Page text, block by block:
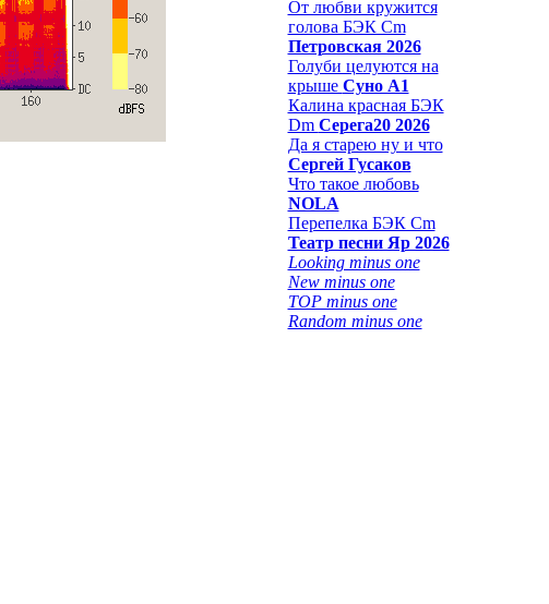
От любви кружится
голова БЭК Cm
Петровская 2026
Голуби целуются на
крыше Суно А1
Калина красная БЭК
Dm Серега20 2026
Да я старею ну и что
Сергей Гусаков
Что такое любовь
NOLA
Перепелка БЭК Cm
Театр песни Яр 2026
Looking minus one
New minus one
TOP minus one
Random minus one